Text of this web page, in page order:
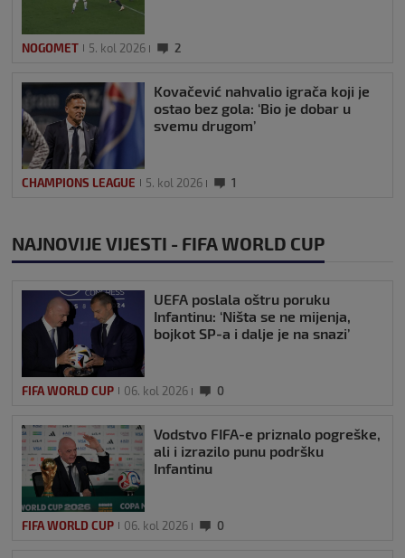
NOGOMET 5. kol 2026 2
Kovačević nahvalio igrača koji je
ostao bez gola: ‘Bio je dobar u
svemu drugom’
CHAMPIONS LEAGUE 5. kol 2026 1
NAJNOVIJE VIJESTI - FIFA WORLD CUP
UEFA poslala oštru poruku
Infantinu: ‘Ništa se ne mijenja,
bojkot SP-a i dalje je na snazi’
FIFA WORLD CUP 06. kol 2026 0
Vodstvo FIFA-e priznalo pogreške,
ali i izrazilo punu podršku
Infantinu
FIFA WORLD CUP 06. kol 2026 0